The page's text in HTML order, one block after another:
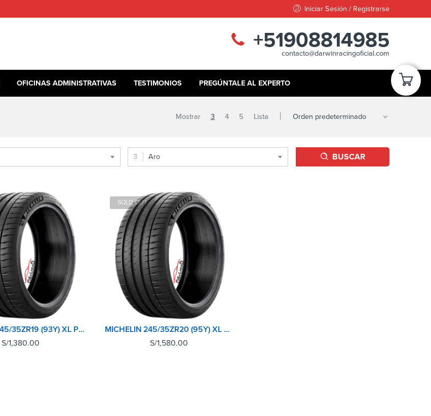
Iniciar Sesión / Registrarse
+51908814985
contacto@darwinracingoficial.com
OFICINAS ADMINISTRATIVAS TESTIMONIOS PREGÚNTALE AL EXPERTO
Mostrar 3 4 5 Lista
Aro BUSCAR
MICHELIN 245/35ZR19 (93Y) XL PILOT SPORT 4 S MI TL
S/1,380.00
SOLD OUT
MICHELIN 245/35ZR20 (95Y) XL PILOT SPORT 4 S MI NO TL
S/1,580.00